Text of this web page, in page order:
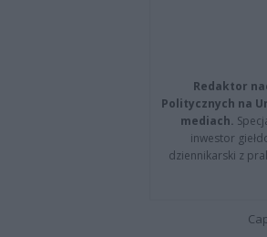
Redaktor
Politycznych na
mediach.
inwestor
dziennikarski z